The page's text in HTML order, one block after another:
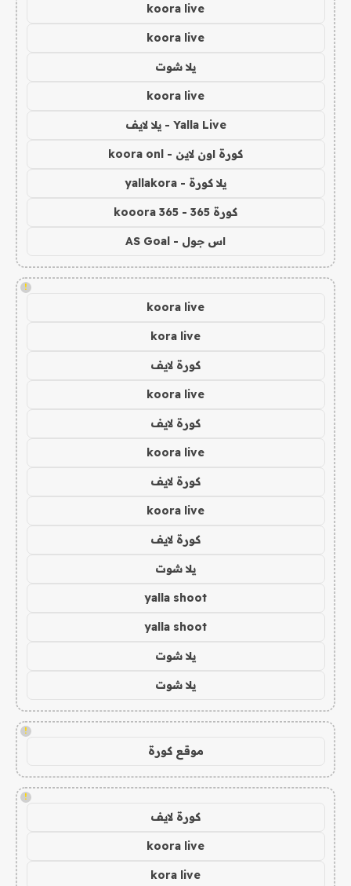
koora live
koora live
يلا شوت
koora live
Yalla Live - يلا لايف
كورة اون لاين - koora onl
يلا كورة - yallakora
كورة 365 - kooora 365
اس جول - AS Goal
!
koora live
kora live
كورة لايف
koora live
كورة لايف
koora live
كورة لايف
koora live
كورة لايف
يلا شوت
yalla shoot
yalla shoot
يلا شوت
يلا شوت
!
موقع كورة
!
كورة لايف
koora live
kora live